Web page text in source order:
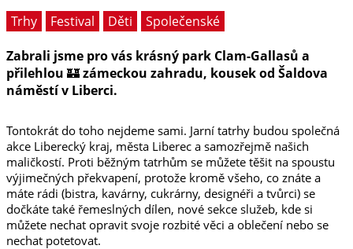
Trhy Festival Děti
Společenské
Zabrali jsme pro vás krásný park Clam-Gallasů a
přilehlou 🏰 zámeckou zahradu, kousek od Šaldova
náměstí v Liberci.
Tontokrát do toho nejdeme sami. Jarní tatrhy budou společná
akce Liberecký kraj, města Liberec a samozřejmě našich
maličkostí. Proti běžným tatrhům se můžete těšit na spoustu
výjimečných překvapení, protože kromě všeho, co znáte a
máte rádi (bistra, kavárny, cukrárny, designéři a tvůrci) se
dočkáte také řemeslných dílen, nové sekce služeb, kde si
můžete nechat opravit svoje rozbité věci a oblečení nebo se
nechat potetovat.